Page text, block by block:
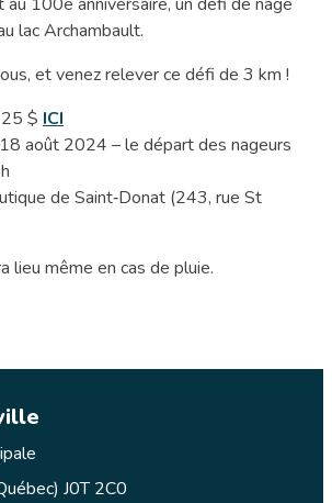
lac Archambault.
et venez relever ce défi de 3 km !
$ ICI
août 2024 – le départ des nageurs
de Saint‑Donat (243, rue St
lieu même en cas de pluie.
J0T 2C0